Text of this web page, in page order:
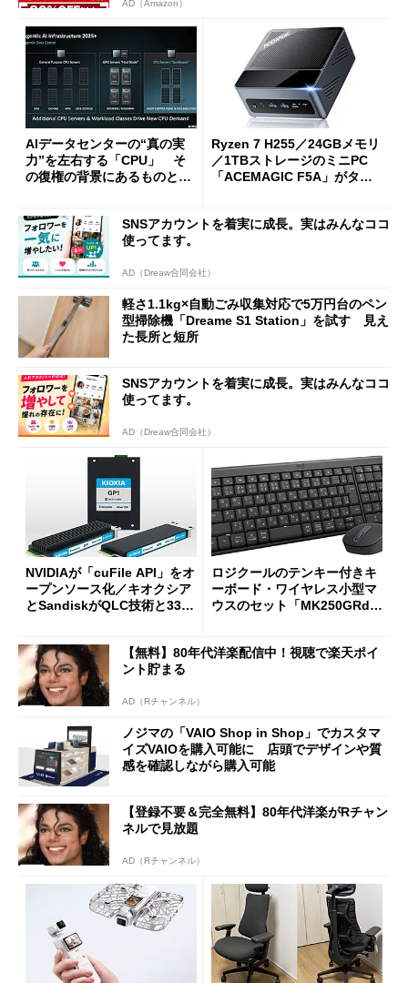
AD（Amazon）
AIデータセンターの“真の実
力”を左右する「CPU」 そ
の復権の背景にあるものと
Ryzen 7 H255／24GBメモリ
／1TBストレージのミニPC
「ACEMAGIC F5A」がタイ
SNSアカウントを着実に成長。実はみんなココ
使ってます。
AD（Dreaw合同会社）
軽さ1.1kg×自動ごみ収集対応で5万円台のペン
型掃除機「Dreame S1 Station」を試す 見え
た長所と短所
SNSアカウントを着実に成長。実はみんなココ
使ってます。
AD（Dreaw合同会社）
NVIDIAが「cuFile API」をオ
ープンソース化／キオクシア
とSandiskがQLC技術と332
ロジクールのテンキー付きキ
ーボード・ワイヤレス小型マ
ウスのセット「MK250GRd」
【無料】80年代洋楽配信中！視聴で楽天ポイ
ント貯まる
AD（Rチャンネル）
ノジマの「VAIO Shop in Shop」でカスタマ
イズVAIOを購入可能に 店頭でデザインや質
感を確認しながら購入可能
【登録不要＆完全無料】80年代洋楽がRチャン
ネルで見放題
AD（Rチャンネル）